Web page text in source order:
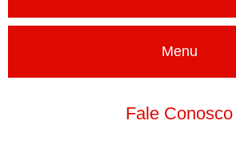
Menu
Fale Conosco